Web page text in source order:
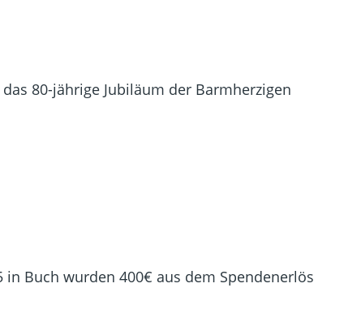
80-jährige Jubiläum der Barmherzigen
Buch wurden 400€ aus dem Spendenerlös